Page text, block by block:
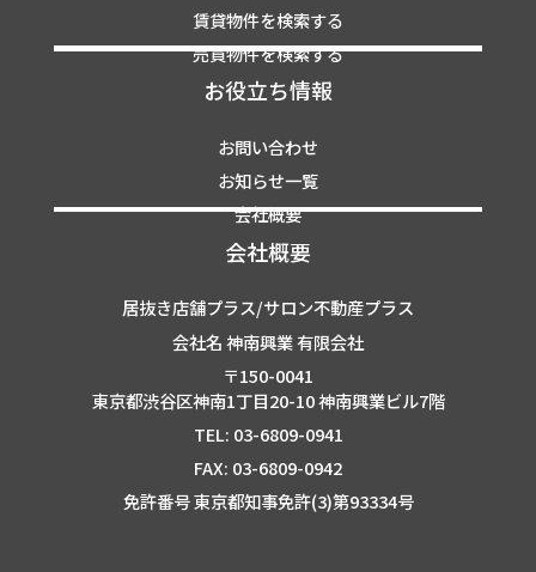
賃貸物件を検索する
売買物件を検索する
お役立ち情報
お問い合わせ
お知らせ一覧
会社概要
会社概要
居抜き店舗プラス/サロン不動産プラス
会社名 神南興業 有限会社
〒150-0041
東京都渋谷区神南1丁目20-10 神南興業ビル7階
TEL: 03-6809-0941
FAX: 03-6809-0942
免許番号 東京都知事免許(3)第93334号